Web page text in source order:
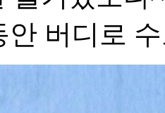
안 버디로